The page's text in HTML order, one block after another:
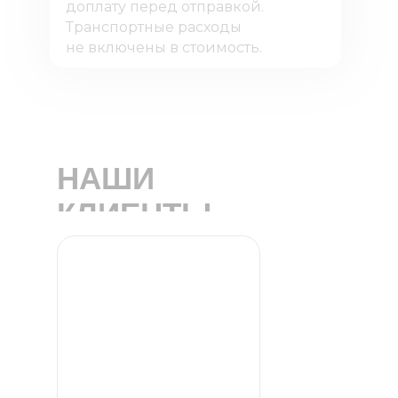
доплату перед отправкой.
Транспортные расходы
не включены в стоимость.
НАШИ
КЛИЕНТЫ